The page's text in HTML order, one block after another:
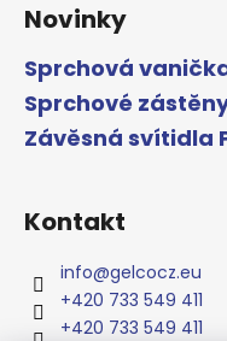
Novinky
Sprchová
Sprchové
Závěsná svítidla
Kontakt
info@gelcocz.eu
+420 733 549 411
+420 733 549 411